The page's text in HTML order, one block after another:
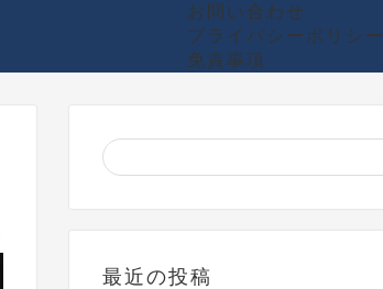
お問い合わせ
プライバシーポリシー
免責事項
最近の投稿